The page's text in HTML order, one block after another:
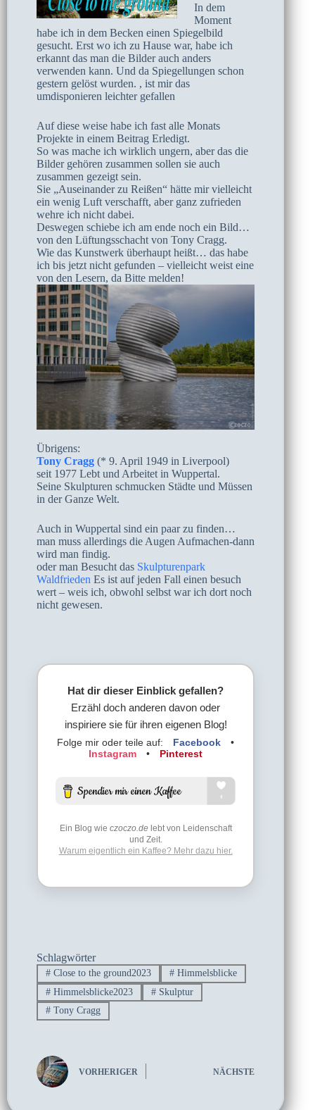
In dem
Moment
habe ich in dem Becken einen Spiegelbild
gesucht. Erst wo ich zu Hause war, habe ich
erkannt das man die Bilder auch anders
verwenden kann. Und da Spiegellungen schon
gestern gelöst wurden. , ist mir das
umdisponieren leichter gefallen
Auf diese weise habe ich fast alle Monats
Projekte in einem Beitrag Erledigt.
So was mache ich wirklich ungern, aber das die
Bilder gehören zusammen sollen sie auch
zusammen gezeigt sein.
Sie „Auseinander zu Reißen“ hätte mir vielleicht
ein wenig Luft verschafft, aber ganz zufrieden
wehre ich nicht dabei.
Deswegen schiebe ich am ende noch ein Bild…
von den Lüftungsschacht von Tony Cragg.
Wie das Kunstwerk überhaupt heißt… das habe
ich bis jetzt nicht gefunden – vielleicht weist eine
von den Lesern, da Bitte melden!
Übrigens:
Tony Cragg (* 9. April 1949 in Liverpool)
seit 1977 Lebt und Arbeitet in Wuppertal.
Seine Skulpturen schmucken Städte und Müssen
in der Ganze Welt.
Auch in Wuppertal sind ein paar zu finden…
man muss allerdings die Augen Aufmachen-dann
wird man findig.
oder man Besucht das Skulpturenpark
Waldfrieden Es ist auf jeden Fall einen besuch
wert – weis ich, obwohl selbst war ich dort noch
nicht gewesen.
Hat dir dieser Einblick gefallen?
Erzähl doch anderen davon oder
inspiriere sie für ihren eigenen Blog!
Folge mir oder teile auf: Facebook
•
Instagram
• Pinterest
Ein Blog wie czoczo.delebt von Leidenschaft
und Zeit.
Warum eigentlich ein Kaffee? Mehr dazu hier.
Schlagwörter
#Close to the ground2023 #Himmelsblicke
#Himmelsblicke2023 #Skulptur
#Tony Cragg
VORHERIGER NÄCHSTE